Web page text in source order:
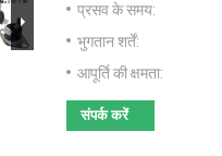
प्रसव के समय:
भुगतान शर्तें:
आपूर्ति की क्षमता:
संपर्क करें